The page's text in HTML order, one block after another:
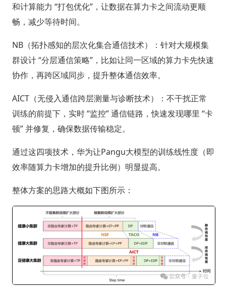
和计算能力 “打包优化”，让数据在算力卡之间流动更顺
畅，减少等待时间。
NB（拓扑感知的层次化集合通信技术）：针对大规模集
群设计 “分层通信策略”，比如让同一区域的算力卡先快速
协作，再跨区域同步，提升整体通信效率。
AICT（无侵入通信跨层测量与诊断技术）：不干扰正常
训练的前提下，实时 “监控” 通信链路，快速发现哪里 “卡
顿” 并修复，确保数据传输稳定。
通过这四项技术，华为让Pangu大模型的训练线性度（即
效率随算力卡增加的提升比例）明显提高。
整体方案的思路大概如下图所示：